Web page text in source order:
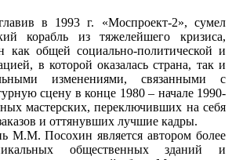
в 1993 г. «Моспроект-2», сумел
корабль из тяжелейшего кризиса,
как общей социально-политической и
в которой оказалась страна, так и
изменениями, связанными с
сцену в конце 1980 – начале 1990-
мастерских, переключивших на себя
и оттянувших лучшие кадры.
М.М. Посохин является автором более
общественных зданий и